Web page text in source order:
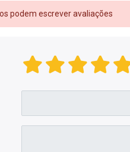
podem escrever avaliações